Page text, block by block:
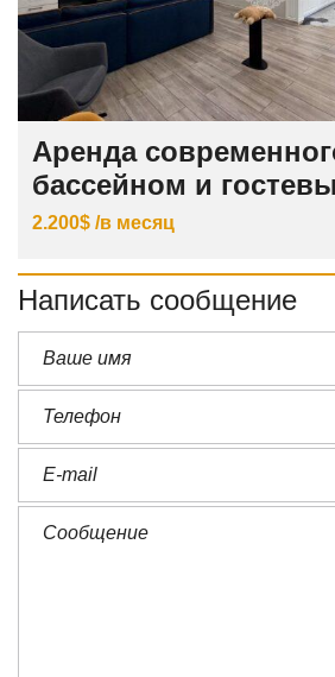
Аренда
бассейном и
2.200$ /в месяц
Написать сообщение